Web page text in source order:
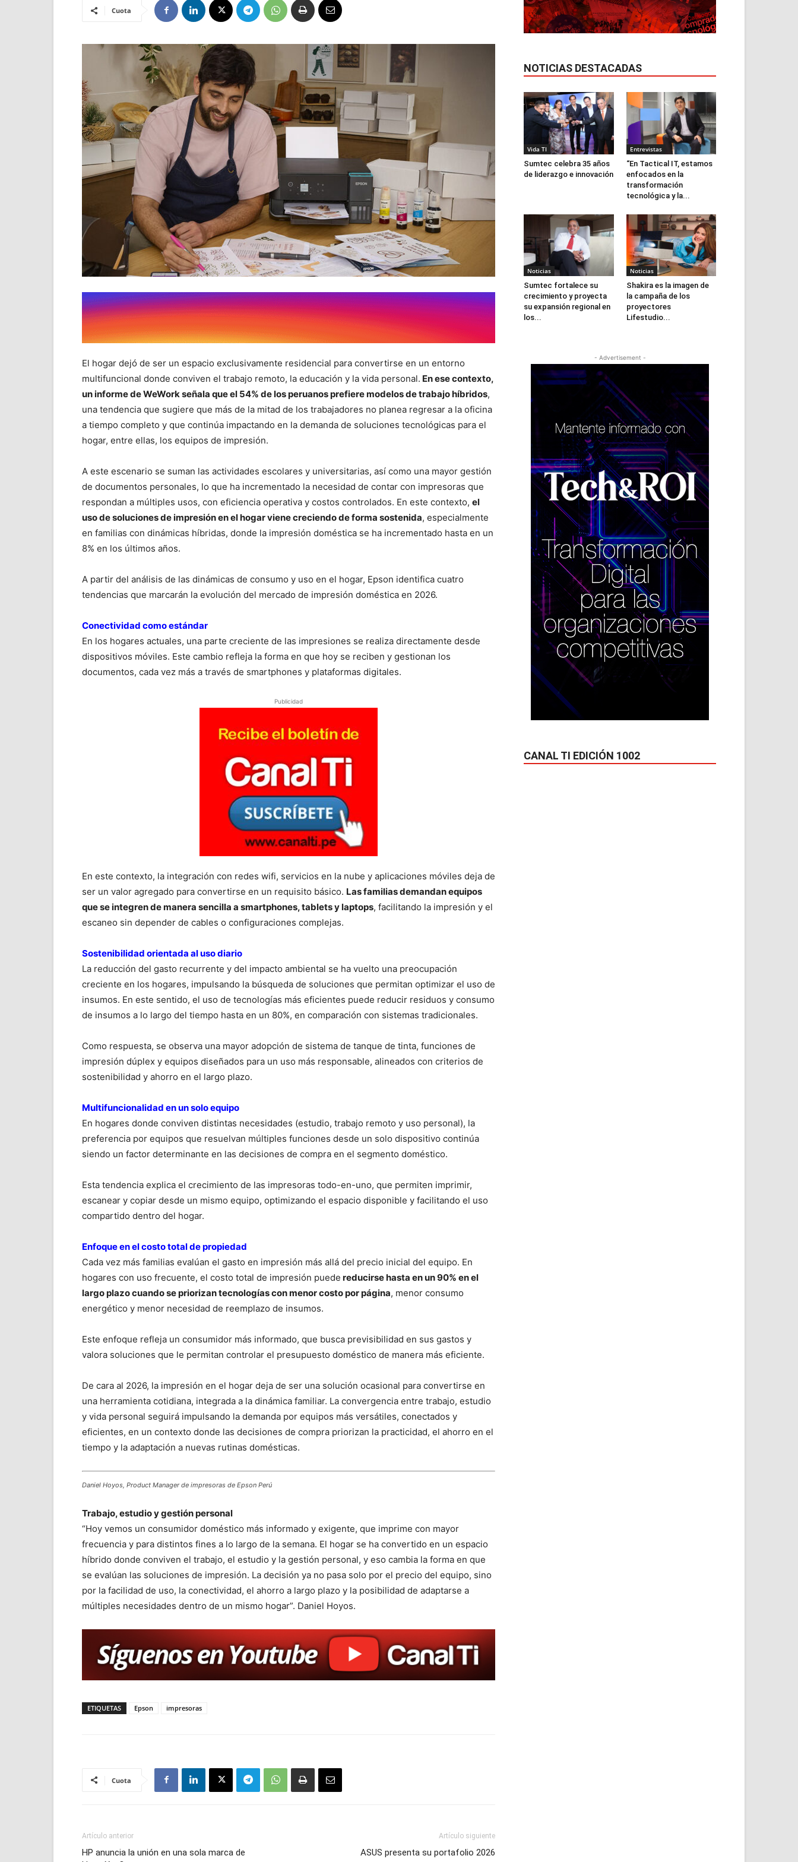
Cuota
El hogar dejó de ser un espacio exclusivamente residencial para convertirse en un entorno
multifuncional donde conviven el trabajo remoto, la educación y la vida personal. En ese contexto,
un informe de WeWork señala que el 54% de los peruanos prefiere modelos de trabajo híbridos,
una tendencia que sugiere que más de la mitad de los trabajadores no planea regresar a la oficina
a tiempo completo y que continúa impactando en la demanda de soluciones tecnológicas para el
hogar, entre ellas, los equipos de impresión.
A este escenario se suman las actividades escolares y universitarias, así como una mayor gestión
de documentos personales, lo que ha incrementado la necesidad de contar con impresoras que
respondan a múltiples usos, con eficiencia operativa y costos controlados. En este contexto, el
uso de soluciones de impresión en el hogar viene creciendo de forma sostenida, especialmente
en familias con dinámicas híbridas, donde la impresión doméstica se ha incrementado hasta en un
8% en los últimos años.
A partir del análisis de las dinámicas de consumo y uso en el hogar, Epson identifica cuatro
tendencias que marcarán la evolución del mercado de impresión doméstica en 2026.
Conectividad como estándar
En los hogares actuales, una parte creciente de las impresiones se realiza directamente desde
dispositivos móviles. Este cambio refleja la forma en que hoy se reciben y gestionan los
documentos, cada vez más a través de smartphones y plataformas digitales.
Publicidad
En este contexto, la integración con redes wifi, servicios en la nube y aplicaciones móviles deja de
ser un valor agregado para convertirse en un requisito básico. Las familias demandan equipos
que se integren de manera sencilla a smartphones, tablets y laptops, facilitando la impresión y el
escaneo sin depender de cables o configuraciones complejas.
Sostenibilidad orientada al uso diario
La reducción del gasto recurrente y del impacto ambiental se ha vuelto una preocupación
creciente en los hogares, impulsando la búsqueda de soluciones que permitan optimizar el uso de
insumos. En este sentido, el uso de tecnologías más eficientes puede reducir residuos y consumo
de insumos a lo largo del tiempo hasta en un 80%, en comparación con sistemas tradicionales.
Como respuesta, se observa una mayor adopción de sistema de tanque de tinta, funciones de
impresión dúplex y equipos diseñados para un uso más responsable, alineados con criterios de
sostenibilidad y ahorro en el largo plazo.
Multifuncionalidad en un solo equipo
En hogares donde conviven distintas necesidades (estudio, trabajo remoto y uso personal), la
preferencia por equipos que resuelvan múltiples funciones desde un solo dispositivo continúa
siendo un factor determinante en las decisiones de compra en el segmento doméstico.
Esta tendencia explica el crecimiento de las impresoras todo-en-uno, que permiten imprimir,
escanear y copiar desde un mismo equipo, optimizando el espacio disponible y facilitando el uso
compartido dentro del hogar.
Enfoque en el costo total de propiedad
Cada vez más familias evalúan el gasto en impresión más allá del precio inicial del equipo. En
hogares con uso frecuente, el costo total de impresión puede reducirse hasta en un 90% en el
largo plazo cuando se priorizan tecnologías con menor costo por página, menor consumo
energético y menor necesidad de reemplazo de insumos.
Este enfoque refleja un consumidor más informado, que busca previsibilidad en sus gastos y
valora soluciones que le permitan controlar el presupuesto doméstico de manera más eficiente.
De cara al 2026, la impresión en el hogar deja de ser una solución ocasional para convertirse en
una herramienta cotidiana, integrada a la dinámica familiar. La convergencia entre trabajo, estudio
y vida personal seguirá impulsando la demanda por equipos más versátiles, conectados y
eficientes, en un contexto donde las decisiones de compra priorizan la practicidad, el ahorro en el
tiempo y la adaptación a nuevas rutinas domésticas.
Daniel Hoyos, Product Manager de impresoras de Epson Perú
Trabajo, estudio y gestión personal
“Hoy vemos un consumidor doméstico más informado y exigente, que imprime con mayor
frecuencia y para distintos fines a lo largo de la semana. El hogar se ha convertido en un espacio
híbrido donde conviven el trabajo, el estudio y la gestión personal, y eso cambia la forma en que
se evalúan las soluciones de impresión. La decisión ya no pasa solo por el precio del equipo, sino
por la facilidad de uso, la conectividad, el ahorro a largo plazo y la posibilidad de adaptarse a
múltiples necesidades dentro de un mismo hogar”. Daniel Hoyos.
ETIQUETAS Epson impresoras
Cuota
Artículo anterior
HP anuncia la unión en una sola marca de
Artículo siguiente
ASUS presenta su portafolio 2026
NOTICIAS DESTACADAS
Vida TI
Sumtec celebra 35 años
de liderazgo e innovación
Entrevistas
“En Tactical IT, estamos
enfocados en la
transformación
tecnológica y la...
Noticias
Sumtec fortalece su
crecimiento y proyecta
su expansión regional en
los...
Noticias
Shakira es la imagen de
la campaña de los
proyectores
Lifestudio...
- Advertisement -
CANAL TI EDICIÓN 1002